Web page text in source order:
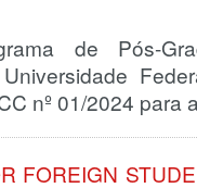
de Pós-
nº 01/2024
FOREIGN